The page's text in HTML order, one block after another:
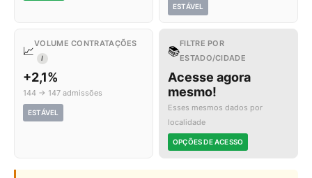
ESTÁVEL
📈
VOLUME CONTRATAÇÕES
I
+2,1%
144 → 147 admissões
ESTÁVEL
📚
FILTRE POR
ESTADO/CIDADE
Acesse agora
mesmo!
Esses mesmos dados por
localidade
OPÇÕES DE ACESSO